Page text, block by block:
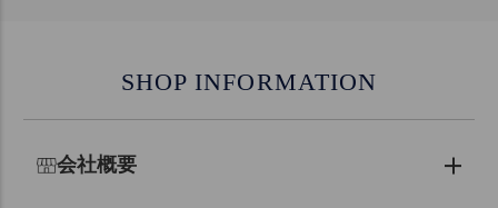
SHOP INFORMATION
会社概要